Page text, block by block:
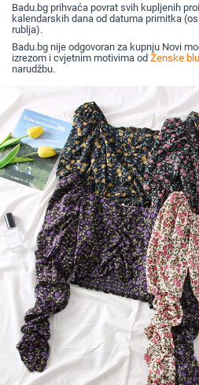
Badu.bg prihvaća povrat svih kupljenih
kalendarskih dana od datuma primitka
rublja).
Badu.bg nije odgovoran za kupnju Novi
izrezom i cvjetnim motivima od Ženske
narudžbu.